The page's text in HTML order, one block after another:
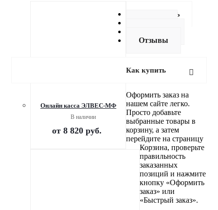
Онлайн касса ЭЛВЕС-МФ
В наличии
от 8 820 руб.
Как купить
Отзывы
Как купить
Оформить заказ на
нашем сайте легко.
Просто добавьте
выбранные товары в
корзину, а затем
перейдите на страницу
Корзина, проверьте
правильность
заказанных
позиций и нажмите
кнопку «Оформить
заказ» или
«Быстрый заказ».